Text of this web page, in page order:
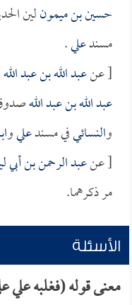
حسين بن ميمونلين
مسندعلي.
[ عنعبد الله بن عبد الله
عبد الله بن عبد الله
والنسائيفي مسندعليو
[ عنعبد الرحمن بن أبي
مر ذكرهما.
الأسئلة
معنى قوله (فغلبه علي